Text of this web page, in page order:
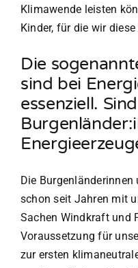
Klimawende leisten
Kinder, für die wir
Die
sind bei
essenziell.
Die
schon seit Jahren mit
Sachen Windkraft und
Voraussetzung für
zur ersten